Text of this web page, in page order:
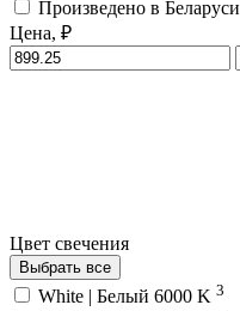
Произведено в Беларуси
Цена, ₽
Цвет свечения
Выбрать все
White | Белый 6000 K 3